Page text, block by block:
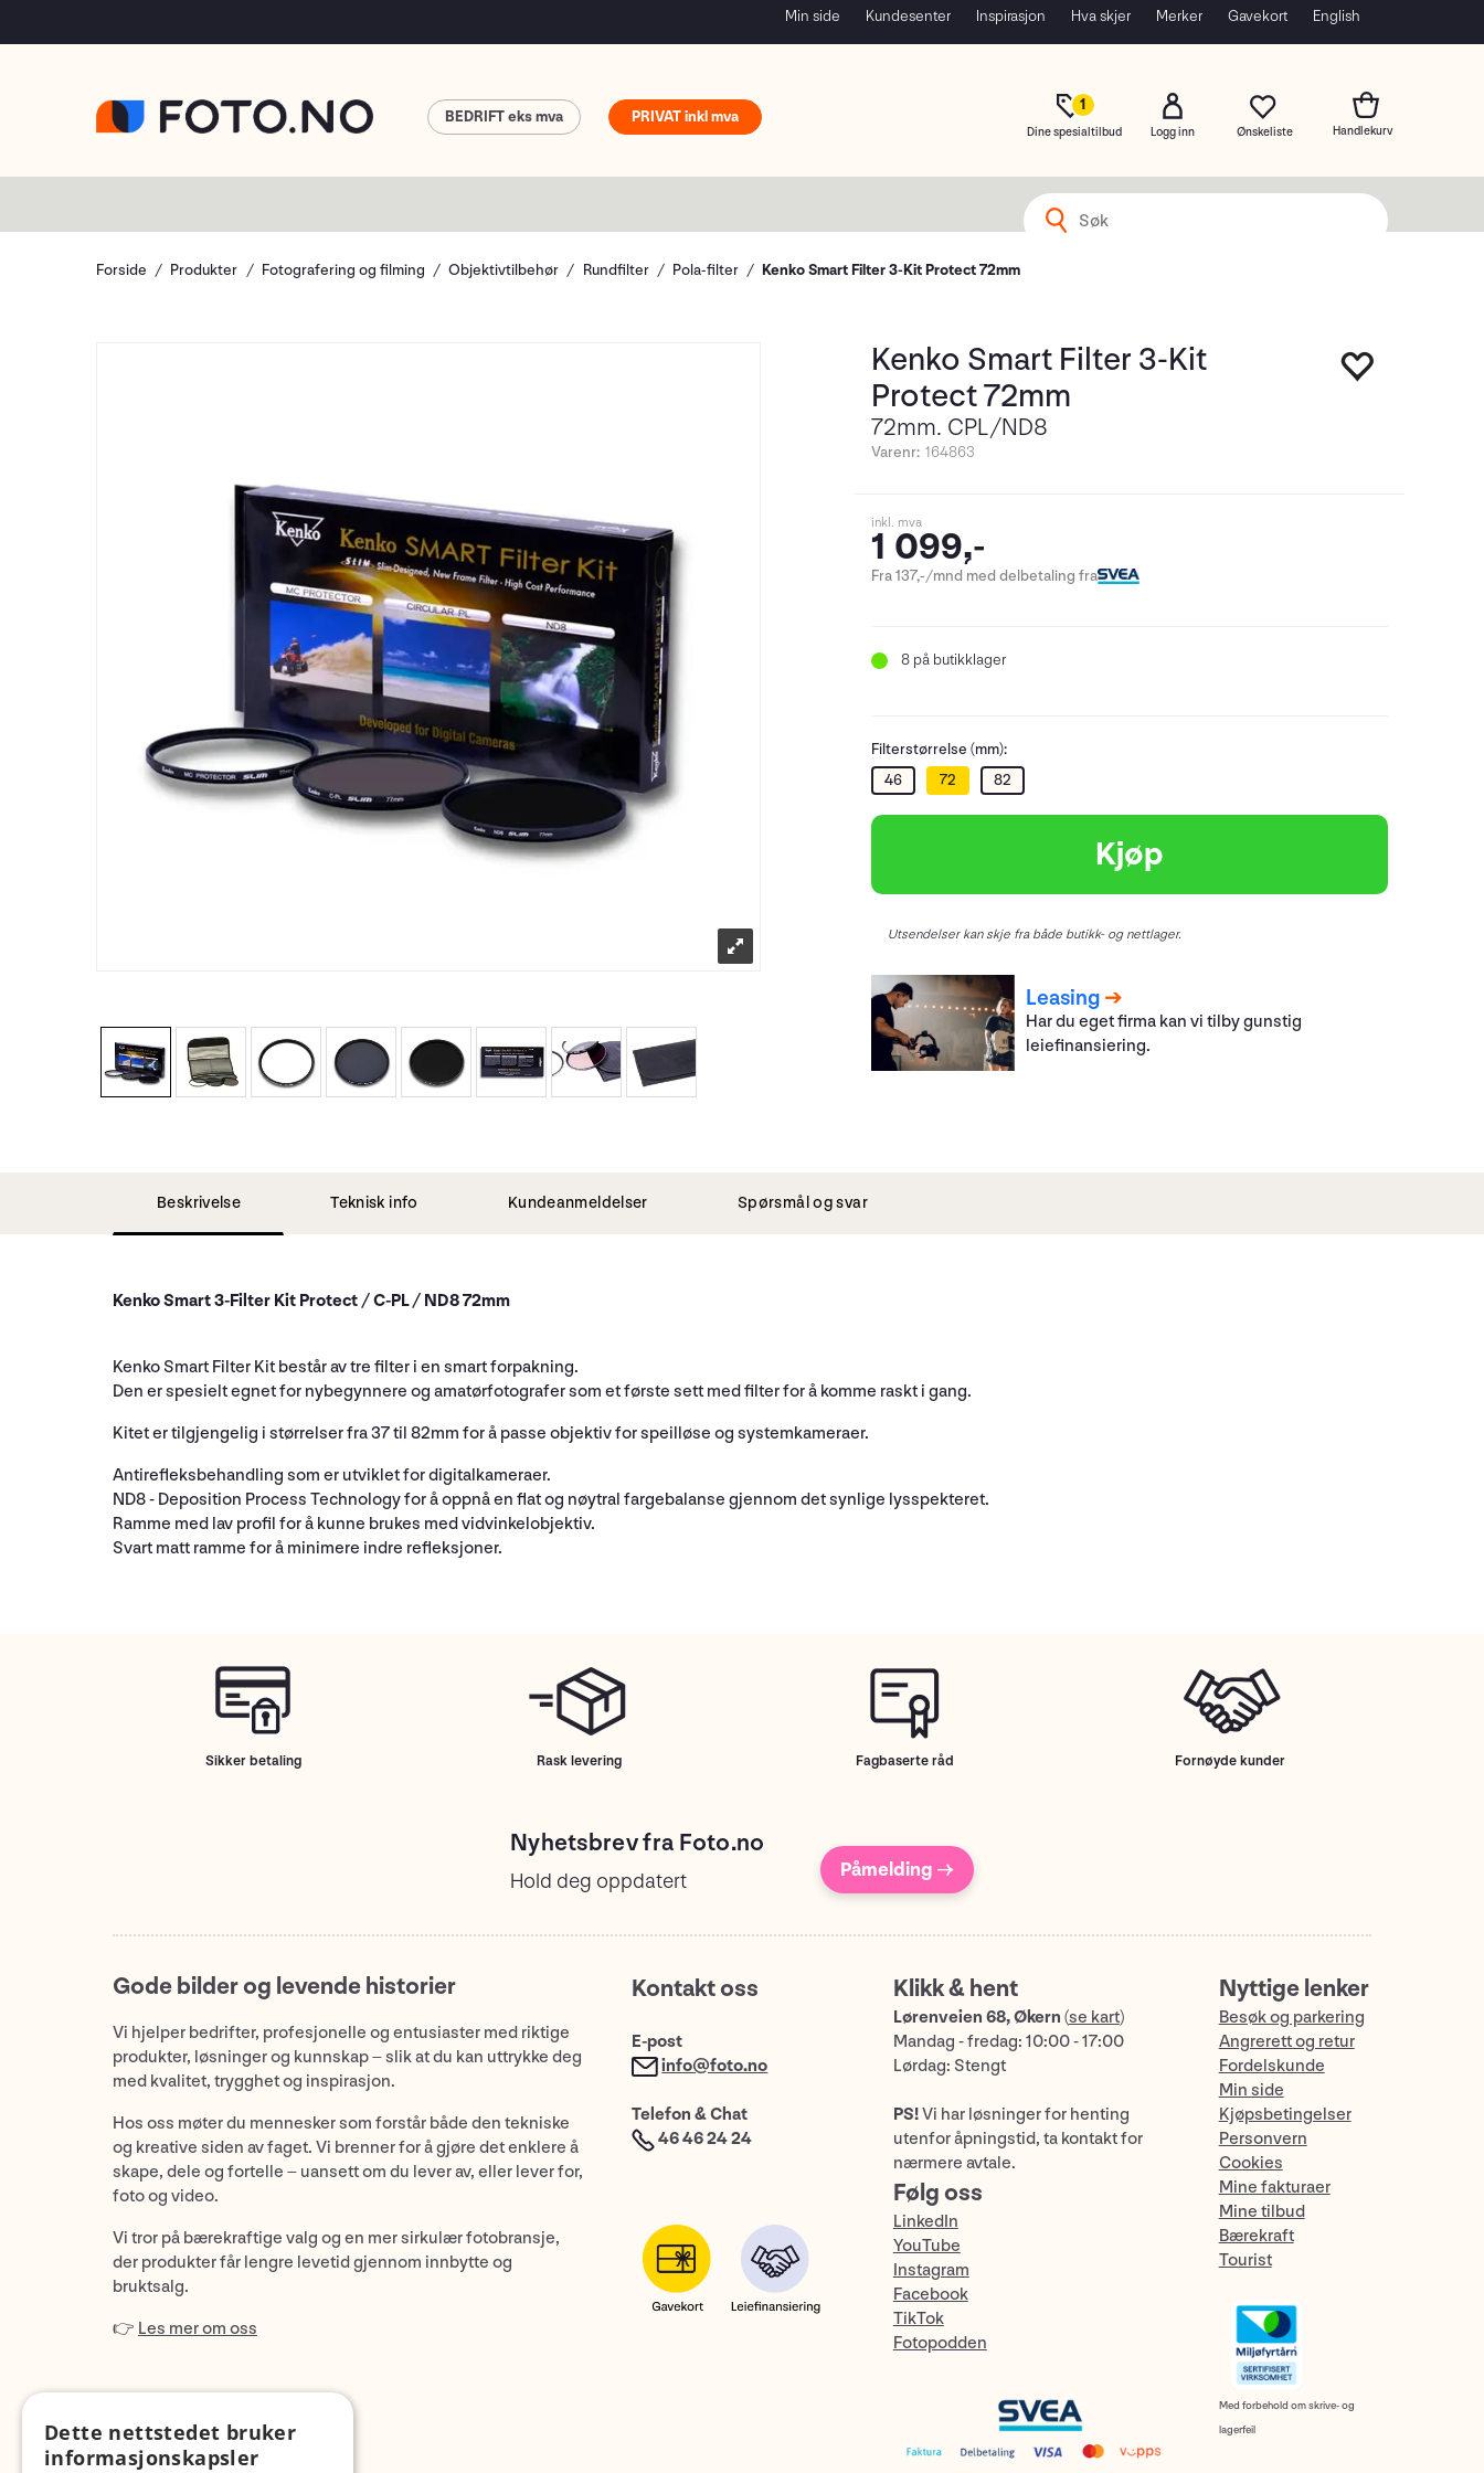
Min side Kundesenter Inspirasjon Hva skjer Merker Gavekort English
1
Dine spesialtilbud Logg inn
PRIVAT
BEDRIFT
Forside Produkter Fotografering og filming Objektivtilbehør Rundfilter Pola-filter Kenko Smart Filter 3-Kit Protect 72mm
Kenko Smart Filter 3-Kit
Protect 72mm
72mm. CPL/ND8
Varenr: 164863
inkl. mva
1 099,-
Fra 137,-/mnd med delbetaling fra
8 på butikklager
Filterstørrelse (mm):
46
72 82
Kjøp
Utsendelser kan skje fra både butikk- og nettlager.
Leasing
Har du eget firma kan vi tilby gunstig
leiefinansiering.
Beskrivelse Teknisk info Kundeanmeldelser Spørsmål og svar
Kenko Smart 3-Filter Kit Protect / C-PL / ND8 72mm
Kenko Smart Filter Kit består av tre filter i en smart forpakning.
Den er spesielt egnet for nybegynnere og amatørfotografer som et første sett med filter for å komme raskt i gang.
Kitet er tilgjengelig i størrelser fra 37 til 82mm for å passe objektiv for speilløse og systemkameraer.
Antirefleksbehandling som er utviklet for digitalkameraer.
ND8 - Deposition Process Technology for å oppnå en flat og nøytral fargebalanse gjennom det synlige lysspekteret.
Ramme med lav profil for å kunne brukes med vidvinkelobjektiv.
Svart matt ramme for å minimere indre refleksjoner.
Sikker betaling Rask levering Fagbaserte råd Fornøyde kunder
Nyhetsbrev fra Foto.no
Hold deg oppdatert Påmelding →
Gode bilder og levende historier
Vi hjelper bedrifter, profesjonelle og entusiaster med riktige
produkter, løsninger og kunnskap – slik at du kan uttrykke deg
med kvalitet, trygghet og inspirasjon.
Hos oss møter du mennesker som forstår både den tekniske
og kreative siden av faget. Vi brenner for å gjøre det enklere å
skape, dele og fortelle – uansett om du lever av, eller lever for,
foto og video.
Vi tror på bærekraftige valg og en mer sirkulær fotobransje,
der produkter får lengre levetid gjennom innbytte og
bruktsalg.
👉 Les mer om oss
Kontakt oss
E-post
info@foto.no
Telefon & Chat
46 46 24 24
Klikk & hent
Lørenveien 68, Økern (se kart)
Mandag - fredag: 10:00 - 17:00
Lørdag: Stengt
PS!Vi har løsninger for henting
utenfor åpningstid, ta kontakt for
nærmere avtale.
Følg oss
LinkedIn
YouTube
Instagram
Facebook
TikTok
Fotopodden
Nyttige lenker
Besøk og parkering
Angrerett og retur
Fordelskunde
Min side
Kjøpsbetingelser
Personvern
Cookies
Mine fakturaer
Mine tilbud
Bærekraft
Tourist
Med forbehold om skrive- og
lagerfeil
Dette nettstedet bruker
informasjonskapsler